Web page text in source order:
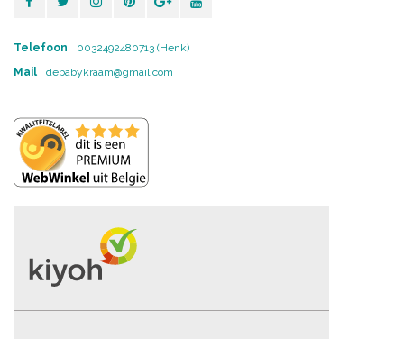
Telefoon
0032492480713 (Henk)
Mail
debabykraam@gmail.com